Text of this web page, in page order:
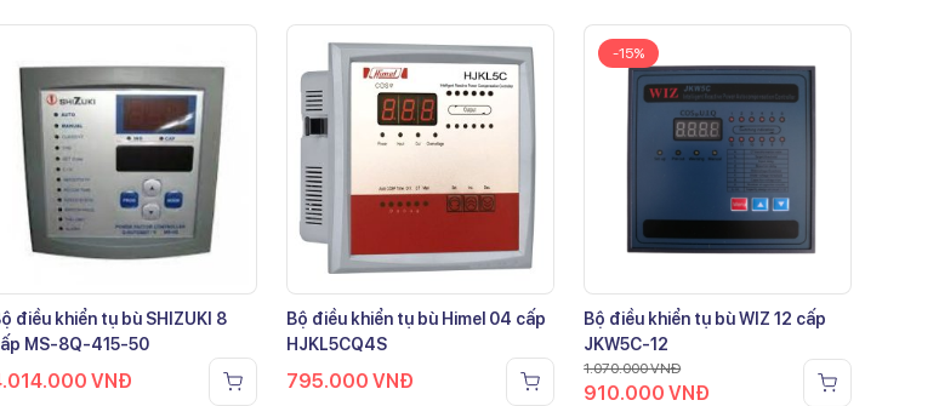
điều khiển tụ bù SHIZUKI 8
MS-8Q-415-50
VNĐ
Bộ điều khiển tụ bù Himel 04 cấp
HJKL5CQ4S
795.000VNĐ
-15%
Bộ điều khiển tụ bù WIZ 12 cấp
JKW5C-12
1.070.000VNĐ
910.000VNĐ